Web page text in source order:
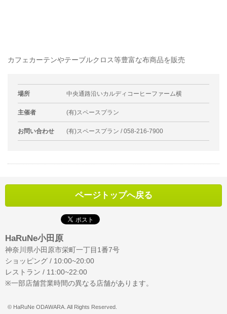
カフェカーテンやテーブルクロス等豊富な布商品を販売
場所 中央通路沿いカルディコーヒーファーム横
主催者 (有)スペースプラン
お問い合わせ (有)スペースプラン / 058-216-7900
ページトップへ戻る
HaRuNe小田原
神奈川県小田原市栄町一丁目1番7号
ショッピング / 10:00~20:00
レストラン / 11:00~22:00
※一部店舗営業時間の異なる店舗があります。
© HaRuNe ODAWARA. All Rights Reserved.